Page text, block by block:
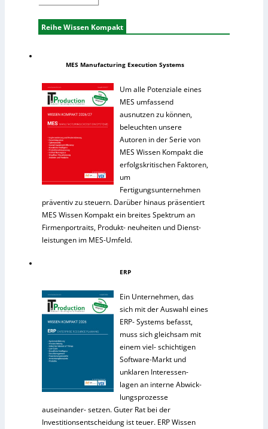
Reihe Wissen Kompakt
MES Manufacturing Execution Systems
Um alle Potenziale eines
MES umfassend
ausnutzen zu können,
beleuchten unsere
Autoren in der Serie von
MES Wissen Kompakt die
erfolgskritischen Faktoren,
um
Fertigungsunternehmen
präventiv zu steuern. Darüber hinaus präsentiert
MES Wissen Kompakt ein breites Spektrum an
Firmenportraits, Produkt- neuheiten und Dienst-
leistungen im MES-Umfeld.
ERP
Ein Unternehmen, das
sich mit der Auswahl eines
ERP- Systems befasst,
muss sich gleichsam mit
einem viel- schichtigen
Software-Markt und
unklaren Interessen-
lagen an interne Abwick-
lungsprozesse
auseinander- setzen. Guter Rat bei der
Investitionsentscheidung ist teuer. ERP Wissen